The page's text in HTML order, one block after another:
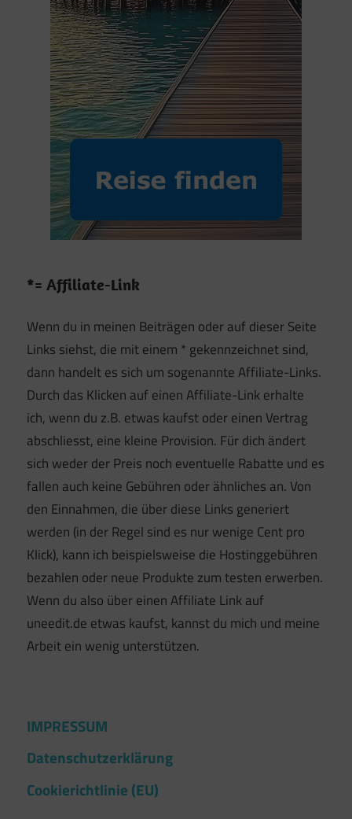
*= Affiliate-Link
Wenn du in meinen Beiträgen oder auf dieser Seite
Links siehst, die mit einem * gekennzeichnet sind,
dann handelt es sich um sogenannte Affiliate-Links.
Durch das Klicken auf einen Affiliate-Link erhalte
ich, wenn du z.B. etwas kaufst oder einen Vertrag
abschliesst, eine kleine Provision. Für dich ändert
sich weder der Preis noch eventuelle Rabatte und es
fallen auch keine Gebühren oder ähnliches an. Von
den Einnahmen, die über diese Links generiert
werden (in der Regel sind es nur wenige Cent pro
Klick), kann ich beispielsweise die Hostinggebühren
bezahlen oder neue Produkte zum testen erwerben.
Wenn du also über einen Affiliate Link auf
uneedit.de etwas kaufst, kannst du mich und meine
Arbeit ein wenig unterstützen.
IMPRESSUM
Datenschutzerklärung
Cookierichtlinie (EU)